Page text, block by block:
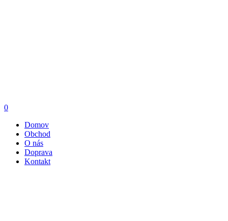
0
Domov
Obchod
O nás
Doprava
Kontakt